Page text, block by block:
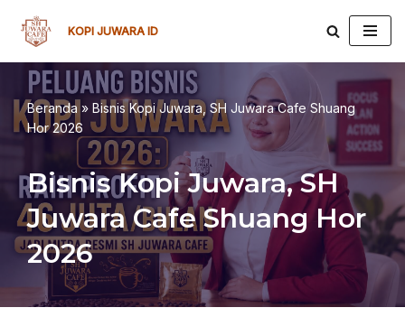
Lompat
konten
KOPI JUWARA ID
Beranda » Bisnis Kopi Juwara, SH Juwara Cafe Shuang
Hor 2026
Bisnis Kopi Juwara, SH
Juwara Cafe Shuang Hor
2026